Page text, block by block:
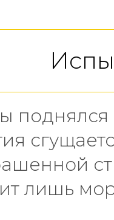
лишь